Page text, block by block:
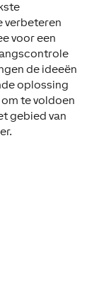
verbeteren
voor een
de ideeën
oplossing
te voldoen
gebied van